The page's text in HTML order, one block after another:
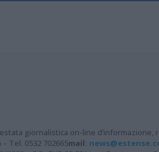
giornalistica on-line d’informazione,
Tel. 0532 702665mail: